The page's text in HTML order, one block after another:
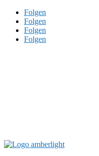
Folgen
Folgen
Folgen
Folgen